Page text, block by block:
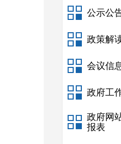
公示公
政策解
会议信
政府工
政府网
报表